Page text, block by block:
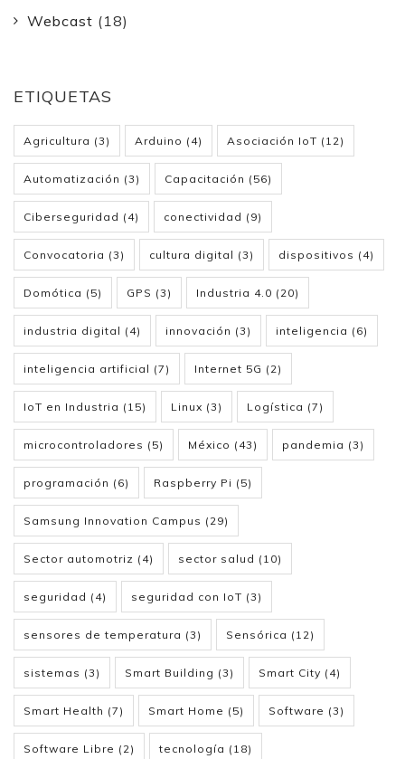
Webcast (18)
ETIQUETAS
Agricultura (3) Arduino (4) Asociación IoT (12)
Automatización (3) Capacitación (56)
Ciberseguridad (4) conectividad (9)
Convocatoria (3) cultura digital (3) dispositivos (4)
Domótica (5) GPS (3) Industria 4.0 (20)
industria digital (4) innovación (3) inteligencia (6)
inteligencia artificial (7) Internet 5G (2)
IoT en Industria (15) Linux (3) Logística (7)
microcontroladores (5) México (43) pandemia (3)
programación (6) Raspberry Pi (5)
Samsung Innovation Campus (29)
Sector automotriz (4) sector salud (10)
seguridad (4) seguridad con IoT (3)
sensores de temperatura (3) Sensórica (12)
sistemas (3) Smart Building (3) Smart City (4)
Smart Health (7) Smart Home (5) Software (3)
Software Libre (2) tecnología (18)